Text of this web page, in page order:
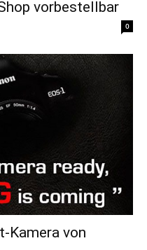
vorbestellbar
0
Kamera von